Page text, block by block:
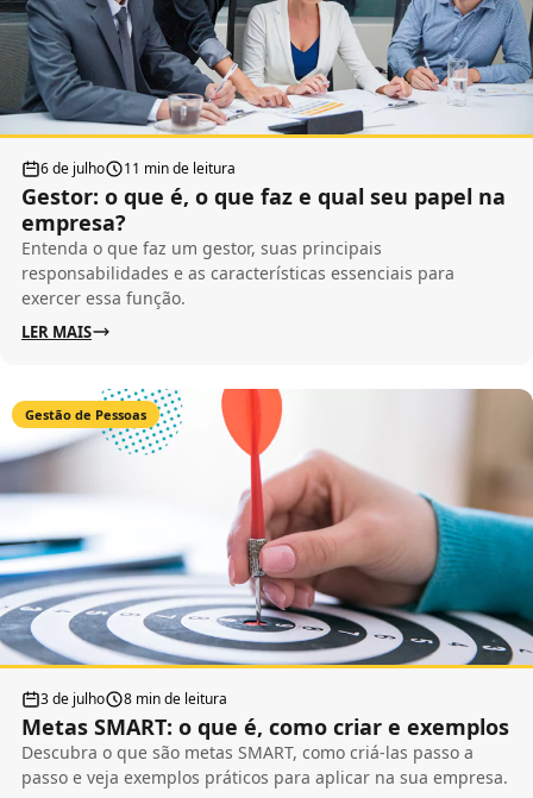
6 de julho 11 min de leitura
Gestor: o que é, o que faz e qual seu papel na
empresa?
Entenda o que faz um gestor, suas principais
responsabilidades e as características essenciais para
exercer essa função.
LER MAIS
Gestão de Pessoas
3 de julho 8 min de leitura
Metas SMART: o que é, como criar e exemplos
Descubra o que são metas SMART, como criá-las passo a
passo e veja exemplos práticos para aplicar na sua empresa.